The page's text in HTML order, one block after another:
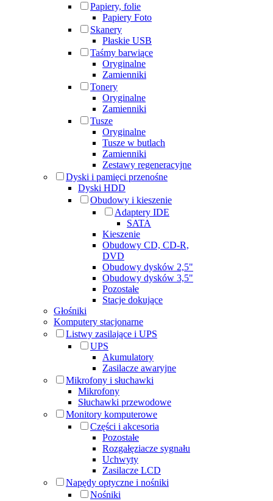
Papiery, folie
Papiery Foto
Skanery
Płaskie USB
Taśmy barwiące
Oryginalne
Zamienniki
Tonery
Oryginalne
Zamienniki
Tusze
Oryginalne
Tusze w butlach
Zamienniki
Zestawy regeneracyjne
Dyski i pamięci przenośne
Dyski HDD
Obudowy i kieszenie
Adaptery IDE
SATA
Kieszenie
Obudowy CD, CD-R,
DVD
Obudowy dysków 2,5"
Obudowy dysków 3,5"
Pozostałe
Stacje dokujące
Głośniki
Komputery stacjonarne
Listwy zasilające i UPS
UPS
Akumulatory
Zasilacze awaryjne
Mikrofony i słuchawki
Mikrofony
Słuchawki przewodowe
Monitory komputerowe
Części i akcesoria
Pozostałe
Rozgałęziacze sygnału
Uchwyty
Zasilacze LCD
Napędy optyczne i nośniki
Nośniki